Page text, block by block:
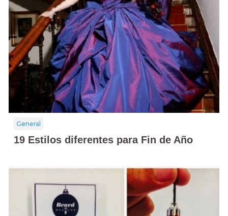
General
19 Estilos diferentes para Fin de Año